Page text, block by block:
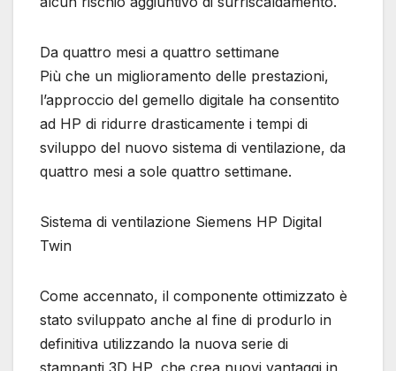
Da quattro mesi a quattro settimane
Più che un miglioramento delle prestazioni,
l’approccio del gemello digitale ha consentito
ad HP di ridurre drasticamente i tempi di
sviluppo del nuovo sistema di ventilazione, da
quattro mesi a sole quattro settimane.
Sistema di ventilazione Siemens HP Digital
Twin
Come accennato, il componente ottimizzato è
stato sviluppato anche al fine di produrlo in
definitiva utilizzando la nuova serie di